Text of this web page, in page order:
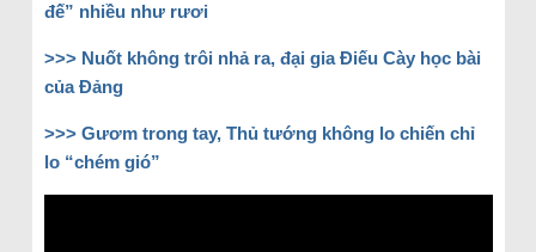
đế” nhiều như rươi
>>> Nuốt không trôi nhả ra, đại gia Điếu Cày học bài
của Đảng
>>> Gươm trong tay, Thủ tướng không lo chiến chỉ
lo “chém gió”